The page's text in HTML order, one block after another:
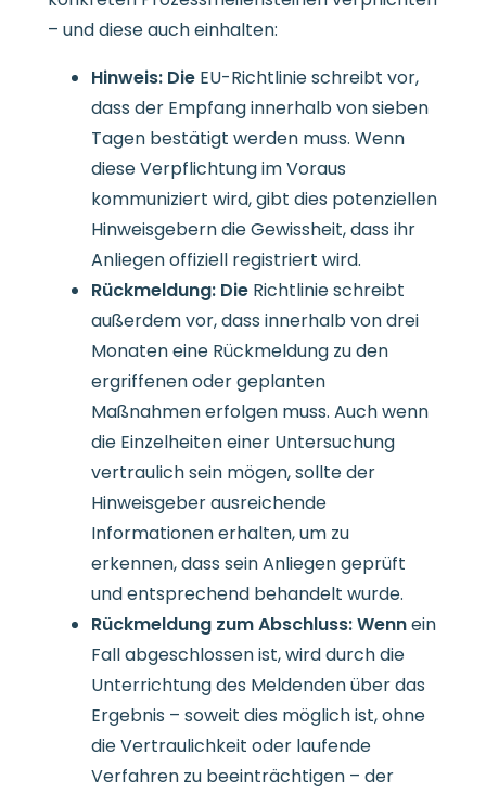
– und diese auch einhalten:
Hinweis: Die EU-Richtlinie schreibt vor,
dass der Empfang innerhalb von sieben
Tagen bestätigt werden muss. Wenn
diese Verpflichtung im Voraus
kommuniziert wird, gibt dies potenziellen
Hinweisgebern die Gewissheit, dass ihr
Anliegen offiziell registriert wird.
Rückmeldung: Die Richtlinie schreibt
außerdem vor, dass innerhalb von drei
Monaten eine Rückmeldung zu den
ergriffenen oder geplanten
Maßnahmen erfolgen muss. Auch wenn
die Einzelheiten einer Untersuchung
vertraulich sein mögen, sollte der
Hinweisgeber ausreichende
Informationen erhalten, um zu
erkennen, dass sein Anliegen geprüft
und entsprechend behandelt wurde.
Rückmeldung zum Abschluss: Wennein
Fall abgeschlossen ist, wird durch die
Unterrichtung des Meldenden über das
Ergebnis – soweit dies möglich ist, ohne
die Vertraulichkeit oder laufende
Verfahren zu beeinträchtigen – der